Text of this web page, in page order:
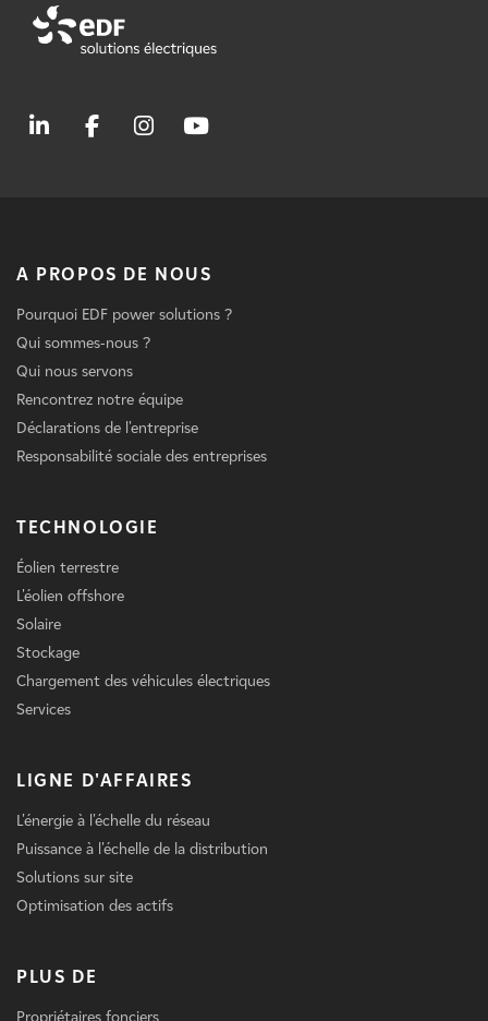
A PROPOS DE NOUS
Pourquoi EDF power solutions ?
Qui sommes-nous ?
Qui nous servons
Rencontrez notre équipe
Déclarations de l'entreprise
Responsabilité sociale des entreprises
TECHNOLOGIE
Éolien terrestre
L'éolien offshore
Solaire
Stockage
Chargement des véhicules électriques
Services
LIGNE D'AFFAIRES
L'énergie à l'échelle du réseau
Puissance à l'échelle de la distribution
Solutions sur site
Optimisation des actifs
PLUS DE